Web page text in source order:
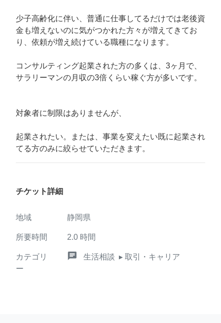
少子高齢化に伴い、普通に仕事してるだけでは老後資
金も増えないのに気がつかれた方々が増えてきてお
り、依頼が増え続けている職種になります。
コンサルティング起業された方の多くは、3ヶ月で、
サラリーマンの月収の3倍くらい稼ぐ方が多いです。
対象者に制限はありませんが、
起業されたい。または、事業を変えたい既に起業され
てる方のみに絞らせていただきます。
チケット詳細
地域 静岡県
所要時間 2.0 時間
カテゴリ
ー
chat 生活相談 ▸ 取引・キャリア